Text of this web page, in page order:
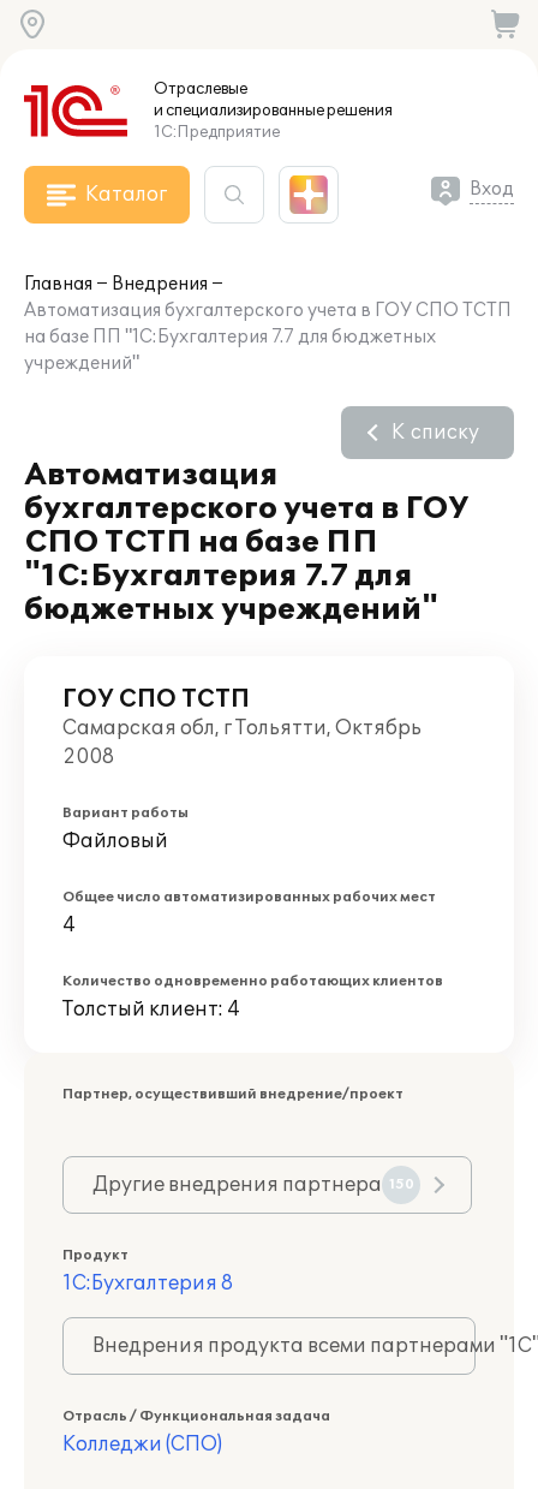
Отраслевые
и специализированныерешения
1С:Предприятие
Каталог Вход
Главная
Внедрения
Автоматизация бухгалтерского учета в ГОУ СПО ТСТП
на базе ПП "1С:Бухгалтерия 7.7 для бюджетных
учреждений"
Автоматизация
бухгалтерского учета в ГОУ
СПО ТСТП на базе ПП
"1С:Бухгалтерия 7.7 для
бюджетных учреждений"
К списку
ГОУ СПО ТСТП
Самарская обл, г Тольятти, Октябрь
2008
Вариант работы
Файловый
Общее число автоматизированных рабочих мест
4
Количество одновременно работающих клиентов
Толстый клиент: 4
Партнер, осуществивший внедрение/проект
Другие внедрения партнера 150
Продукт
1С:Бухгалтерия 8
Внедрения продукта всеми партнерами
Отрасль / Функциональная задача
Колледжи (СПО)